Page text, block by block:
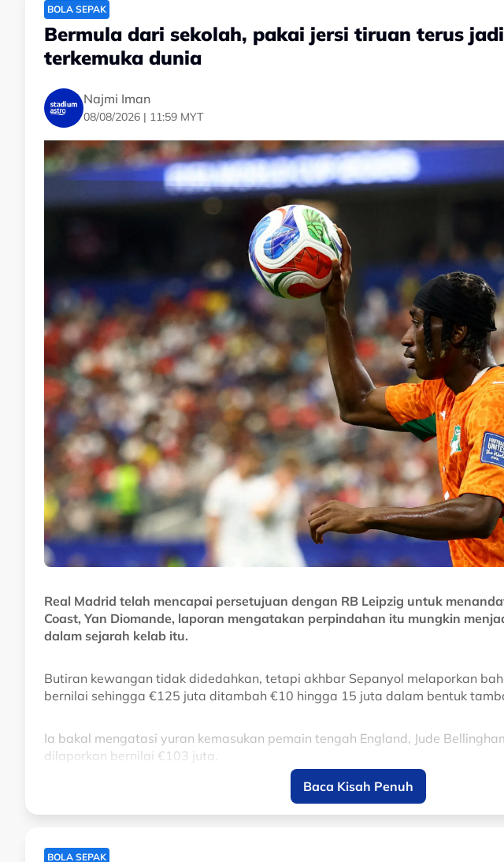
BOLA SEPAK
Bermula dari sekolah, pakai jersi tiruan terus
terkemuka dunia
Najmi Iman
08/08/2026 | 11:59 MYT
Real Madrid telah mencapai persetujuan dengan RB Leipzig untuk
Coast, Yan Diomande, laporan mengatakan perpindahan itu mungkin
dalam sejarah kelab itu.
Butiran kewangan tidak didedahkan, tetapi akhbar Sepanyol melaporkan
bernilai sehingga €125 juta ditambah €10 hingga 15 juta dalam bentuk
Ia bakal mengatasi yuran kemasukan pemain tengah England, Jude
dilaporkan bernilai €103 juta.
Yan Diomandé had a fake Cristiano Ronaldo shirt as a child,
player! ⚪️🔥👀pic.twitter.com/uAw2NBMtD3
— ESPN UK (@ESPNUK)
Baca Kisah Penuh
BOLA SEPAK